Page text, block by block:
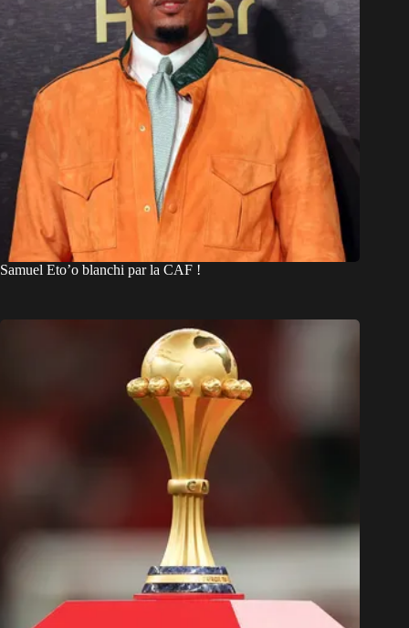
Samuel Eto’o blanchi par la CAF !